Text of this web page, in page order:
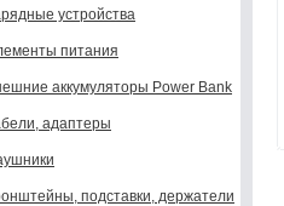
устройства
питания
аккумуляторы Power Bank
адаптеры
подставки, держатели